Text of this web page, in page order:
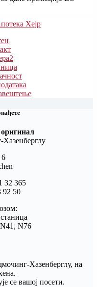
2
32 365
92 50
N76
Хазенберглу, на
се вашој посети.